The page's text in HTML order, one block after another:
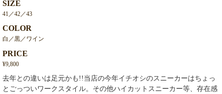
SIZE
41／42／43
COLOR
白／黒／ワイン
PRICE
¥9,800
去年との違いは足元かも!!当店の今年イチオシのスニーカーはちょっ
とごっついワークスタイル。その他ハイカットスニーカー等、存在感